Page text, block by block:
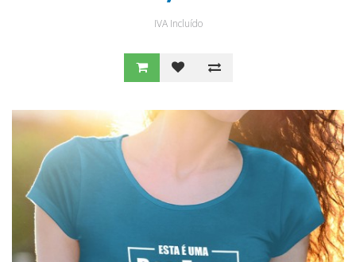
IVA Incluído